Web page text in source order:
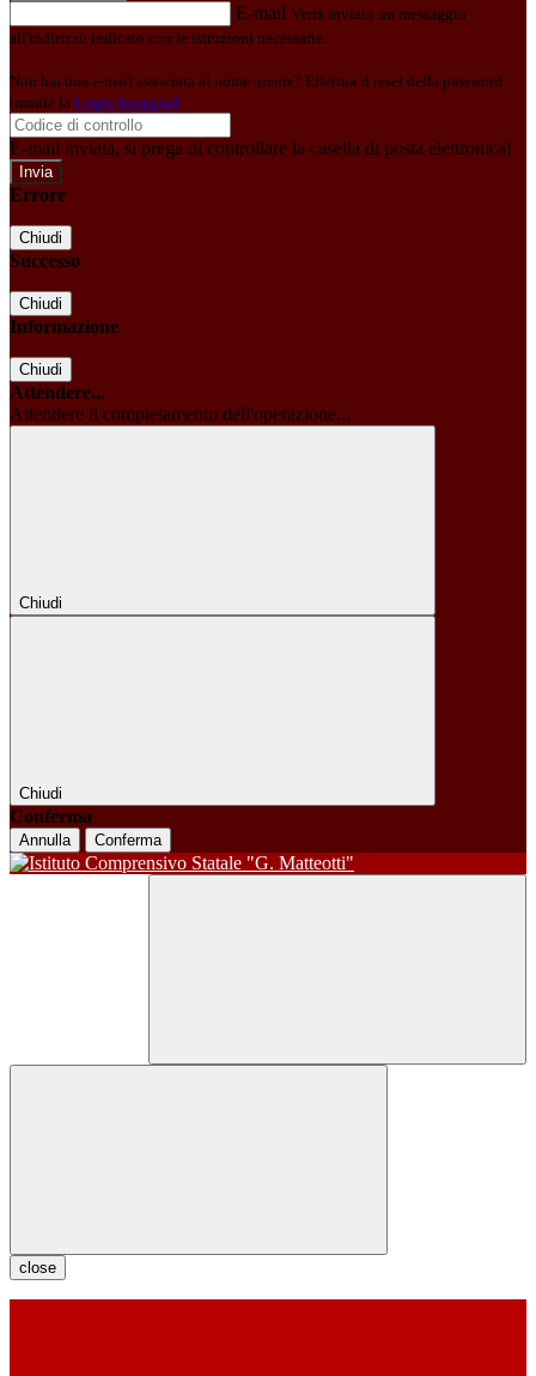
E-mail Verrà inviato un messaggio
all'indirizzo indicato con le istruzioni necessarie.
Non hai una e-mail associata al nome utente? Effettua il reset della password
tramite la Login Spaggiari
E-mail inviata, si prega di controllare la casella di posta elettronica!
Errore
Chiudi
Successo
Chiudi
Informazione
Chiudi
Attendere...
Attendere il completamento dell'operazione...
Chiudi
Chiudi
Conferma
Annulla Conferma
close